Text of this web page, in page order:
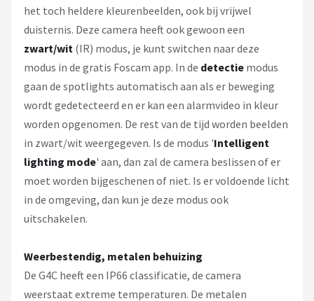
het toch heldere kleurenbeelden, ook bij vrijwel
duisternis. Deze camera heeft ook gewoon een
zwart/wit (IR) modus, je kunt switchen naar deze
modus in de gratis Foscam app. In de detectie modus
gaan de spotlights automatisch aan als er beweging
wordt gedetecteerd en er kan een alarmvideo in kleur
worden opgenomen. De rest van de tijd worden beelden
in zwart/wit weergegeven. Is de modus 'Intelligent
lighting mode' aan, dan zal de camera beslissen of er
moet worden bijgeschenen of niet. Is er voldoende licht
in de omgeving, dan kun je deze modus ook
uitschakelen.
Weerbestendig, metalen behuizing
De G4C heeft een IP66 classificatie, de camera
weerstaat extreme temperaturen. De metalen